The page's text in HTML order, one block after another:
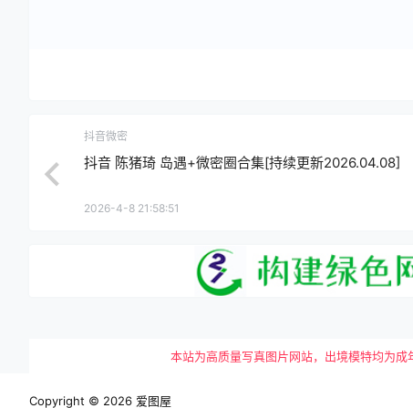
抖音微密
抖音 陈猪琦 岛遇+微密圈合集[持续更新2026.04.08]
2026-4-8 21:58:51
本站为高质量写真图片网站，出境模特均为
Copyright © 2026 爱图屋